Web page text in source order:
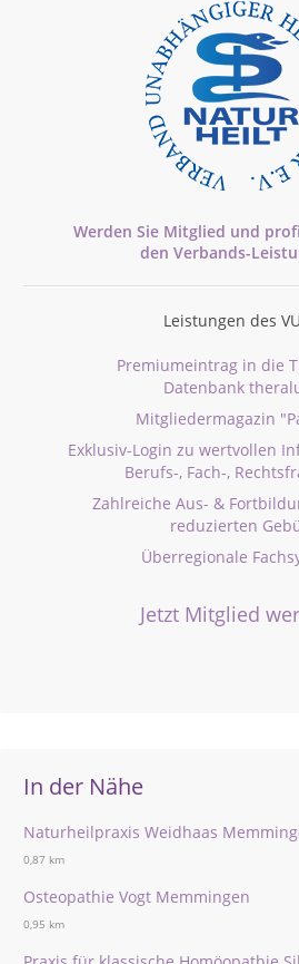
Werden Sie Mitglied und
den Verbands-
Leistungen des
Premiumeintrag in die
Datenbank
Mitgliedermagazin
Exklusiv-Login zu wertvollen
Berufs-, Fach-,
Zahlreiche Aus- &
reduzierten
Überregionale
Jetzt Mitglied
In der Nähe
Naturheilpraxis Weidhaas
0,87 km
Osteopathie Vogt Memmingen
0,95 km